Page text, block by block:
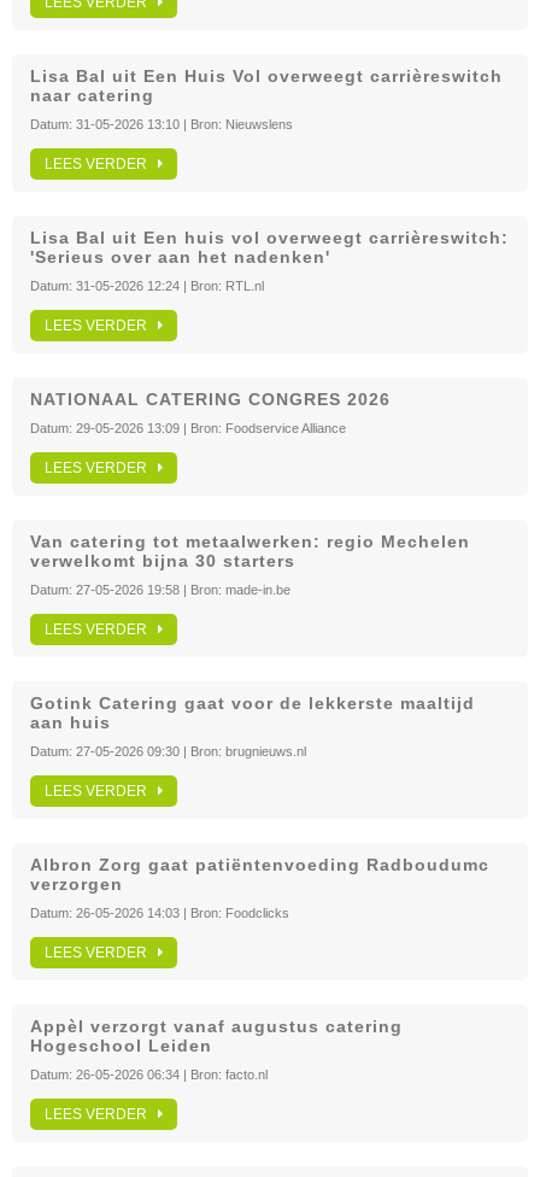
Lisa Bal uit Een Huis Vol overweegt carrièreswitch
naar catering
Datum: 31-05-2026 13:10 | Bron: Nieuwslens
LEES VERDER
Lisa Bal uit Een huis vol overweegt carrièreswitch:
'Serieus over aan het nadenken'
Datum: 31-05-2026 12:24 | Bron: RTL.nl
LEES VERDER
NATIONAAL CATERING CONGRES 2026
Datum: 29-05-2026 13:09 | Bron: Foodservice Alliance
LEES VERDER
Van catering tot metaalwerken: regio Mechelen
verwelkomt bijna 30 starters
Datum: 27-05-2026 19:58 | Bron: made-in.be
LEES VERDER
Gotink Catering gaat voor de lekkerste maaltijd
aan huis
Datum: 27-05-2026 09:30 | Bron: brugnieuws.nl
LEES VERDER
Albron Zorg gaat patiëntenvoeding Radboudumc
verzorgen
Datum: 26-05-2026 14:03 | Bron: Foodclicks
LEES VERDER
Appèl verzorgt vanaf augustus catering
Hogeschool Leiden
Datum: 26-05-2026 06:34 | Bron: facto.nl
LEES VERDER